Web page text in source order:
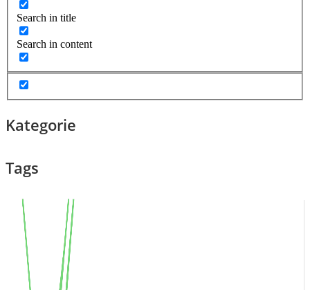
Search in title
Search in content
Kategorie
Tags